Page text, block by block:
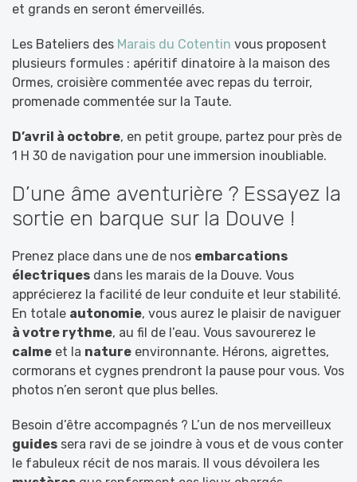
et grands en seront émerveillés.
Les Bateliers des Marais du Cotentin vous proposent
plusieurs formules : apéritif dinatoire à la maison des
Ormes, croisière commentée avec repas du terroir,
promenade commentée sur la Taute.
D’avril à octobre, en petit groupe, partez pour près de
1 H 30 de navigation pour une immersion inoubliable.
D’une âme aventurière ? Essayez la
sortie en barque sur la Douve !
Prenez place dans une de nos embarcations
électriques dans les marais de la Douve. Vous
apprécierez la facilité de leur conduite et leur stabilité.
En totale autonomie, vous aurez le plaisir de naviguer
à votre rythme, au fil de l’eau. Vous savourerez le
calme et la nature environnante. Hérons, aigrettes,
cormorans et cygnes prendront la pause pour vous. Vos
photos n’en seront que plus belles.
Besoin d’être accompagnés ? L’un de nos merveilleux
guides sera ravi de se joindre à vous et de vous conter
le fabuleux récit de nos marais. Il vous dévoilera les